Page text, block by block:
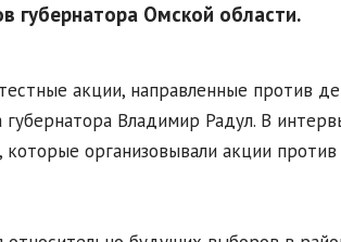
губернатора Омской области.
акции, направленные против
губернатора Владимир Радул. В
организовывали акции